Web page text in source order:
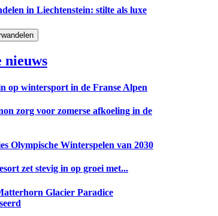
in Liechtenstein: stilte als luxe
nieuws
op wintersport in de Franse Alpen
zorg voor zomerse afkoeling in de
Olympische Winterspelen van 2030
zet stevig in op groei met...
Glacier Paradice